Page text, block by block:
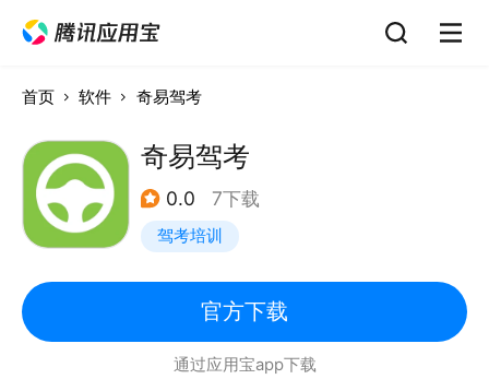
首页 软件 奇易驾考
奇易驾考
0.0 7下载
驾考培训
官方下载
通过应用宝app下载